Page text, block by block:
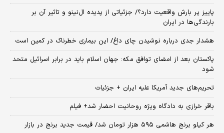
پاییز پر بارش واقعیت دارد؟/ جزئیاتی از پدیده ال‌نینو و تاثیر آن بر
بارندگی‌ها در ایران
هشدار جدی درباره نوشیدن چای داغ/ این بیماری خطرناک در کمین است
پاکستان بعد از امضای توافق مکه: جهان اسلام باید در برابر اسرائیل متحد
شود
تحریم‌های جدید آمریکا علیه ایران + جزئیات
باقر خرازی به دادگاه ویژه روحانیت احضار شد+ فیلم
هر کیلو برنج هاشمی ۵۹۵ هزار تومان شد/ قیمت جدید برنج در بازار